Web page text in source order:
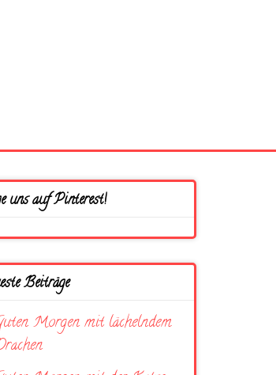
uns auf Pinterest!
Beiträge
Morgen mit lächelndem